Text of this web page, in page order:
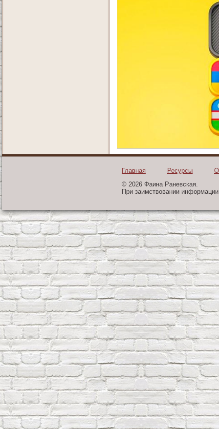
Главная Ресурсы
© 2026 Фаина Раневская.
При заимствовании